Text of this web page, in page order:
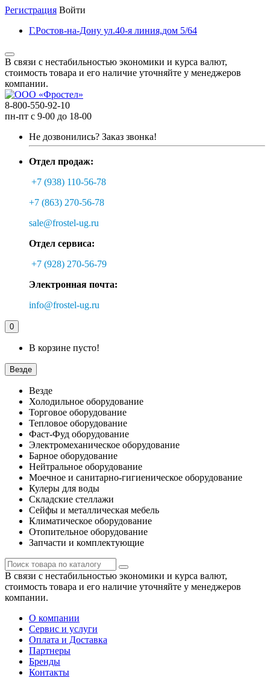
Регистрация Войти
Г.Ростов-на-Дону ул.40-я линия,дом 5/64
В связи с нестабильностью экономики и курса валют,
стоимость товара и его наличие уточняйте у менеджеров
компании.
8-800-550-92-10
пн-пт с 9-00 до 18-00
Не дозвонились? Заказ звонка!
Отдел продаж:
+7 (938) 110-56-78
+7 (863) 270-56-78
sale@frostel-ug.ru
Отдел сервиса:
+7 (928) 270-56-79
Электронная почта:
info@frostel-ug.ru
0
В корзине пусто!
Везде
Везде
Холодильное оборудование
Торговое оборудование
Тепловое оборудование
Фаст-Фуд оборудование
Электромеханическое оборудование
Барное оборудование
Нейтральное оборудование
Моечное и санитарно-гигиеническое оборудование
Кулеры для воды
Складские стеллажи
Сейфы и металлическая мебель
Климатическое оборудование
Отопительное оборудование
Запчасти и комплектующие
В связи с нестабильностью экономики и курса валют,
стоимость товара и его наличие уточняйте у менеджеров
компании.
О компании
Сервис и услуги
Оплата и Доставка
Партнеры
Бренды
Контакты